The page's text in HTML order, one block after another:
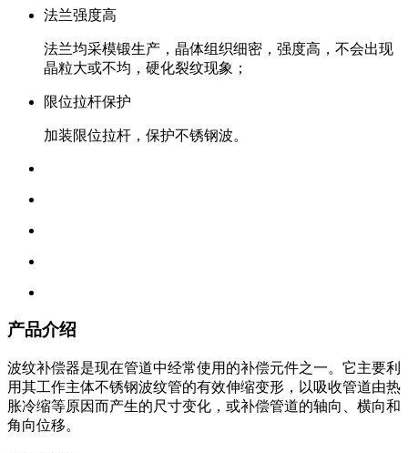
法兰强度高
法兰均采模锻生产，晶体组织细密，强度高，不会出现
晶粒大或不均，硬化裂纹现象；
限位拉杆保护
加装限位拉杆，保护不锈钢波。
产品介绍
波纹补偿器是现在管道中经常使用的补偿元件之一。它主要利
用其工作主体不锈钢波纹管的有效伸缩变形，以吸收管道由热
胀冷缩等原因而产生的尺寸变化，或补偿管道的轴向、横向和
角向位移。